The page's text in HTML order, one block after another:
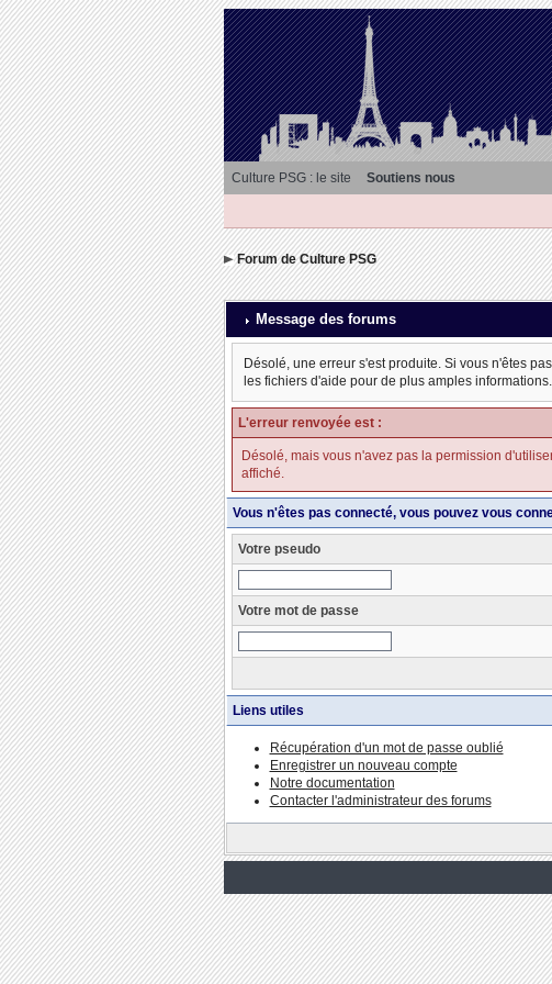
Culture PSG : le site Soutiens nous
Forum de Culture PSG
Message des forums
Désolé, une erreur s'est produite. Si vous n'êtes
les fichiers d'aide pour de plus amples informations.
L'erreur renvoyée est :
Désolé, mais vous n'avez pas la permission
affiché.
Vous n'êtes pas connecté, vous pouvez vous
Votre pseudo
Votre mot de passe
Liens utiles
Récupération d'un mot de passe oublié
Enregistrer un nouveau compte
Notre documentation
Contacter l'administrateur des forums